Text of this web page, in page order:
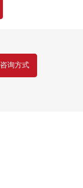
咨询方式